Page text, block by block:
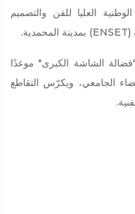
العليا للفن والتصميم
الشاشة الكبرى" موعدًا
الجامعي، ويكرّس التقاطع